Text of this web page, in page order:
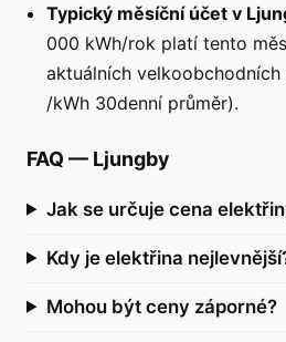
Typický měsíční účet v
000 kWh/rok platí tento
aktuálních
/kWh 30denní průměr).
FAQ — Ljungby
Jak se určuje cena
Kdy je elektřina
Mohou být ceny záporné?